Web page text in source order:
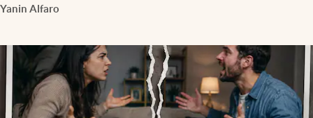
Yanin Alfaro